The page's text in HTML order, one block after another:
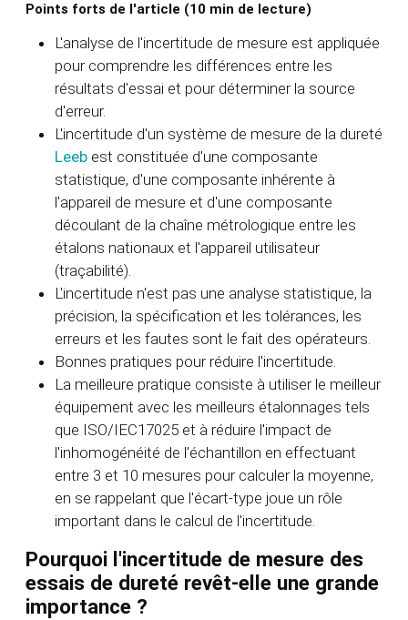
Points forts de l'article (10 min de lecture)
L'analyse de l'incertitude de mesure est appliquée
pour comprendre les différences entre les
résultats d'essai et pour déterminer la source
d'erreur.
L'incertitude d'un système de mesure de la dureté
Leeb est constituée d'une composante
statistique, d'une composante inhérente à
l'appareil de mesure et d'une composante
découlant de la chaîne métrologique entre les
étalons nationaux et l'appareil utilisateur
(traçabilité).
L'incertitude n'est pas une analyse statistique, la
précision, la spécification et les tolérances, les
erreurs et les fautes sont le fait des opérateurs.
Bonnes pratiques pour réduire l'incertitude.
La meilleure pratique consiste à utiliser le meilleur
équipement avec les meilleurs étalonnages tels
que ISO/IEC17025 et à réduire l'impact de
l'inhomogénéité de l'échantillon en effectuant
entre 3 et 10 mesures pour calculer la moyenne,
en se rappelant que l'écart-type joue un rôle
important dans le calcul de l'incertitude.
Pourquoi l'incertitude de mesure des
essais de dureté revêt-elle une grande
importance ?